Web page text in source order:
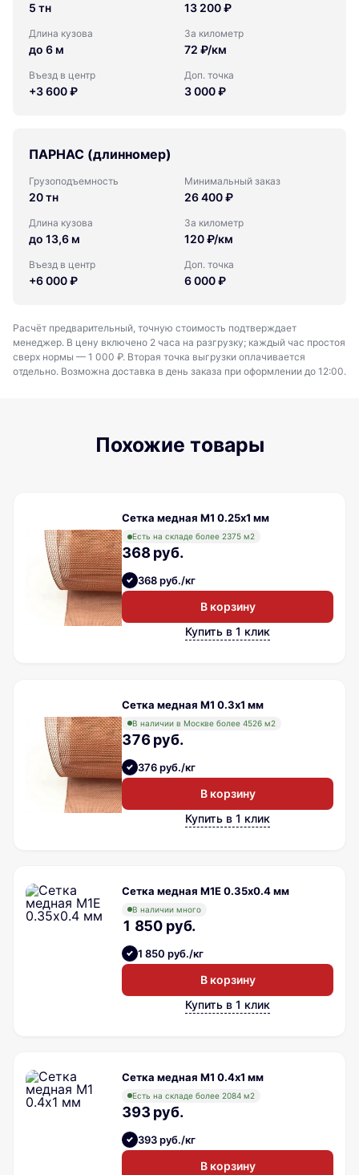
5 тн 13 200 ₽
Длина кузова
до 6 м
За километр
72 ₽/км
Въезд в центр
+3 600 ₽
Доп. точка
3 000 ₽
ПАРНАС (длинномер)
Грузоподъемность
20 тн
Минимальный заказ
26 400 ₽
Длина кузова
до 13,6 м
За километр
120 ₽/км
Въезд в центр
+6 000 ₽
Доп. точка
6 000 ₽
Расчёт предварительный, точную стоимость подтверждает
менеджер. В цену включено 2 часа на разгрузку; каждый час простоя
сверх нормы — 1 000 ₽. Вторая точка выгрузки оплачивается
отдельно. Возможна доставка в день заказа при оформлении до 12:00.
Похожие товары
Сетка медная М1 0.25х1 мм
Есть на складе более 2375 м2
368 руб.
368 руб./кг
В корзину
Купить в 1 клик
Сетка медная М1 0.3х1 мм
В наличии в Москве более 4526 м2
376 руб.
376 руб./кг
В корзину
Купить в 1 клик
Сетка медная М1Е 0.35х0.4 мм
В наличии много
1 850 руб.
1 850 руб./кг
В корзину
Купить в 1 клик
Сетка медная М1 0.4х1 мм
Есть на складе более 2084 м2
393 руб.
393 руб./кг
В корзину